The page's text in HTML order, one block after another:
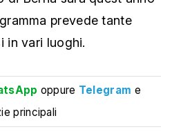
prevede tante
in vari luoghi.
oppure Telegram e
principali